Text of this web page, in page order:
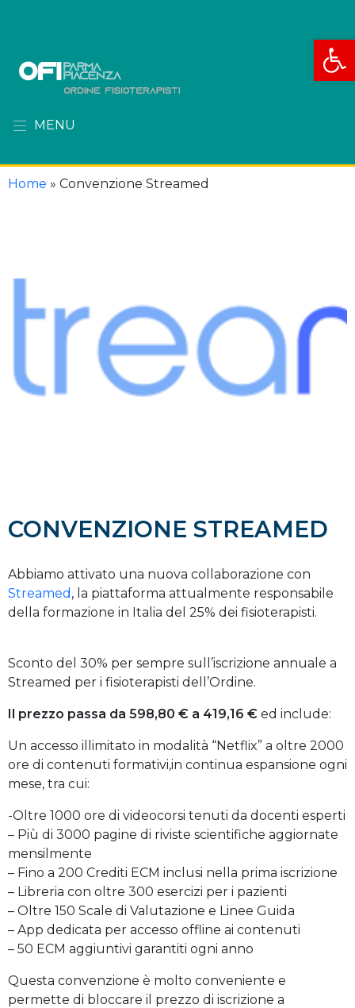
Apri
MENU
Home » Convenzione Streamed
CONVENZIONE STREAMED
Abbiamo attivato una nuova collaborazione con
Streamed , la piattaforma attualmente responsabile
della formazione in Italia del 25% dei fisioterapisti.
Sconto del 30% per sempre sull’iscrizione annuale a
Streamed per i fisioterapisti dell’Ordine.
Il prezzo passa da 598,80 € a 419,16 € ed include:
Un accesso illimitato in modalità “Netflix” a oltre 2000
ore di contenuti formativi,in continua espansione ogni
mese, tra cui:
-Oltre 1000 ore di videocorsi tenuti da docenti esperti
– Più di 3000 pagine di riviste scientifiche aggiornate
mensilmente
– Fino a 200 Crediti ECM inclusi nella prima iscrizione
– Libreria con oltre 300 esercizi per i pazienti
– Oltre 150 Scale di Valutazione e Linee Guida
– App dedicata per accesso offline ai contenuti
– 50 ECM aggiuntivi garantiti ogni anno
Questa convenzione è molto conveniente e
permette di bloccare il prezzo di iscrizione a